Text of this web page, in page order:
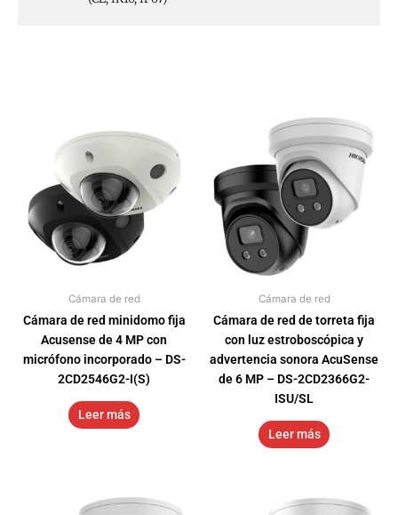
Cámara de red
Cámara de red minidomo fija
Acusense de 4 MP con
micrófono incorporado – DS-
2CD2546G2-I(S)
Leer más
Cámara de red
Cámara de red de torreta fija
con luz estroboscópica y
advertencia sonora AcuSense
de 6 MP – DS-2CD2366G2-
ISU/SL
Leer más